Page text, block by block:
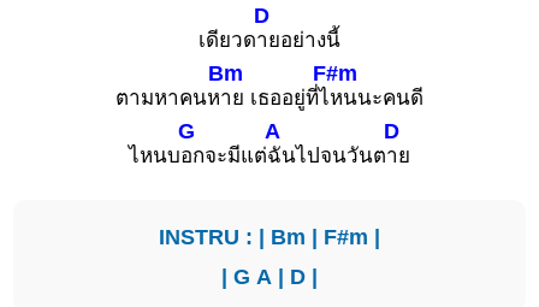
เดียวด
D
ายอย่างนี้
ตามหาคนห
Bm
าย เธออยู่ที่ไ
F#m
หนนะคนดี
ไหนบ
G
อกจะมีแต่
A
ฉันไปจนวันต
D
าย
INSTRU : | Bm | F#m |
| G A | D |